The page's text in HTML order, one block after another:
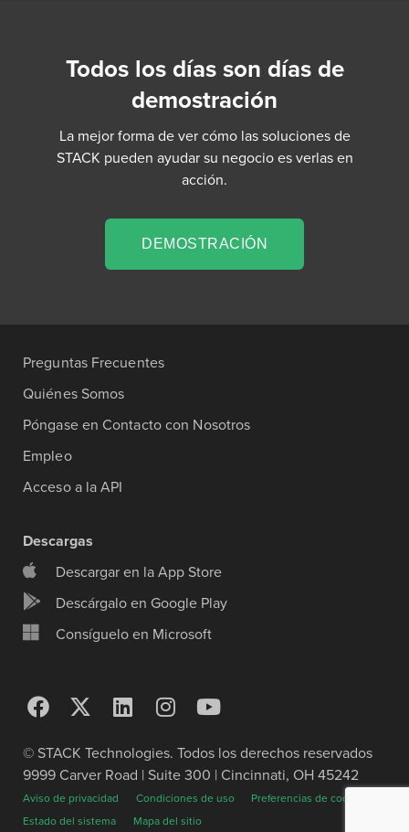
Todos los días son días de
demostración
La mejor forma de ver cómo las soluciones de
STACK pueden ayudar su negocio es verlas en
acción.
DEMOSTRACIÓN
© STACK Technologies. Todos los derechos reservados
9999 Carver Road | Suite 300 | Cincinnati, OH 45242
Aviso de privacidad Condiciones de uso
Preferencias de cookies
Estado del sistema
Mapa del sitio
Preguntas Frecuentes
Quiénes Somos
Póngase en Contacto con Nosotros
Empleo
Acceso a la API
Descargas
Descargar en la App Store
Descárgalo en Google Play
Consíguelo en Microsoft